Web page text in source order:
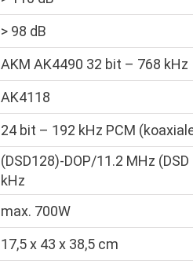
> 98 dB
AKM AK4490 32 bit – 768 kHz
AK4118
24 bit – 192 kHz PCM
(DSD128)-DOP/11.2 MHz
kHz
max. 700W
17,5 x 43 x 38,5 cm